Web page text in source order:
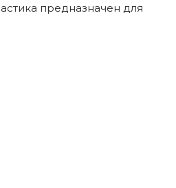
предназначен для